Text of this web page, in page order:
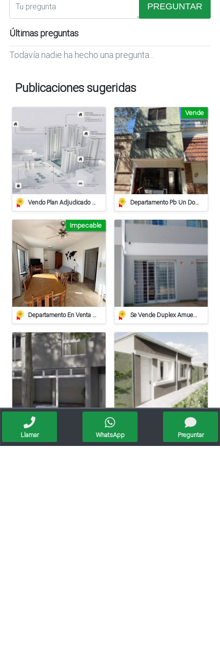
PREGUNTAR
Últimas preguntas
Todavía nadie ha hecho una pregunta...
Publicaciones sugeridas
Vendo Plan Adjudicado Pilay Departamento Pb Un Dormitorio - Apto Crédito
Vende
Departamento En Venta De 2 Dormitorios Con Cochera Cubierta Y Terraza Privada
Impecable
Se Vende Duplex Amueblado En Villa Carlos Paz
Venta Departamento 1 Dormitorio Financiacion
Llamar WhatsApp Preguntar